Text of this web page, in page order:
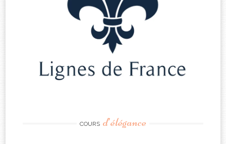
COURS d’élégance